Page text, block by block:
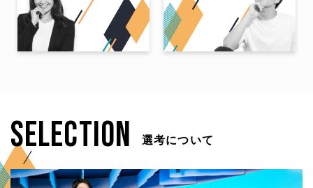
SELECTION 選考について